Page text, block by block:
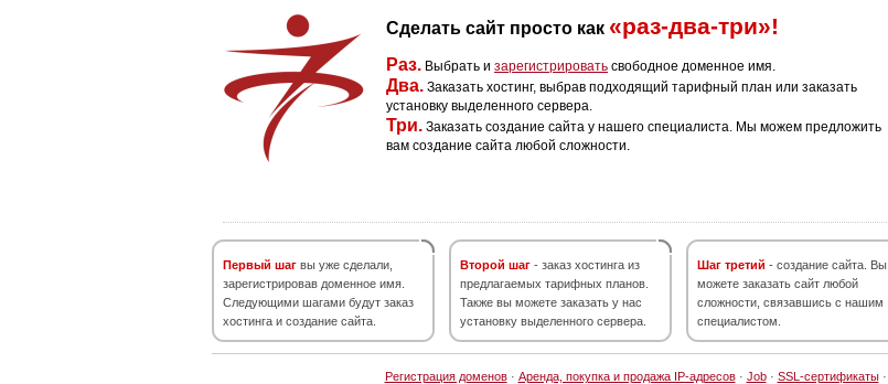
Сделать сайт просто как «раз-два-три»!
Раз. Выбрать и зарегистрировать свободное доменное имя.
Два. Заказать хостинг, выбрав подходящий тарифный план или заказать
установку выделенного сервера.
Три. Заказать создание сайта у нашего специалиста. Мы можем предложить
вам создание сайта любой сложности.
Первый шаг вы уже сделали,
зарегистрировав доменное имя.
Следующими шагами будут заказ
хостинга и создание сайта.
Второй шаг - заказ хостинга из
предлагаемых тарифных планов.
Также вы можете заказать у нас
установку выделенного сервера.
Шаг третий - создание сайта. Вы
можете заказать сайт любой
сложности, связавшись с нашим
специалистом.
Регистрация доменов· Аренда, покупка и продажа IP-адресов· Job· SSL-сертификаты·